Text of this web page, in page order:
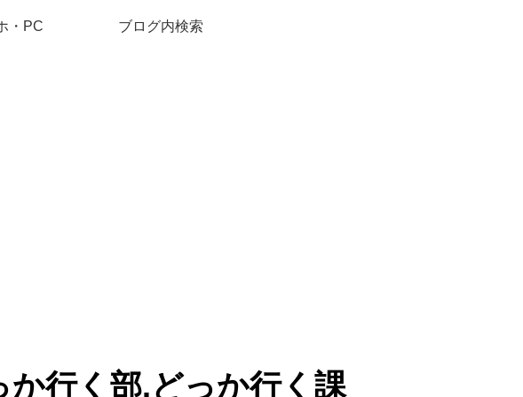
か行く部.どっか行く課
・PC ブログ内検索